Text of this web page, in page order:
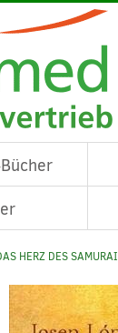
HERZ DES SAMURAI